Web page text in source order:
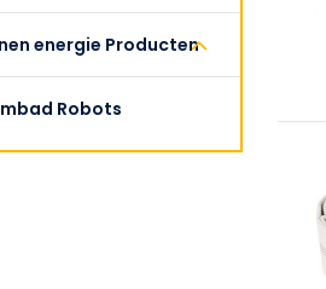
energie Producten
Robots